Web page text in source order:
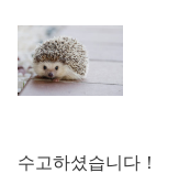
수고하셨습니다！